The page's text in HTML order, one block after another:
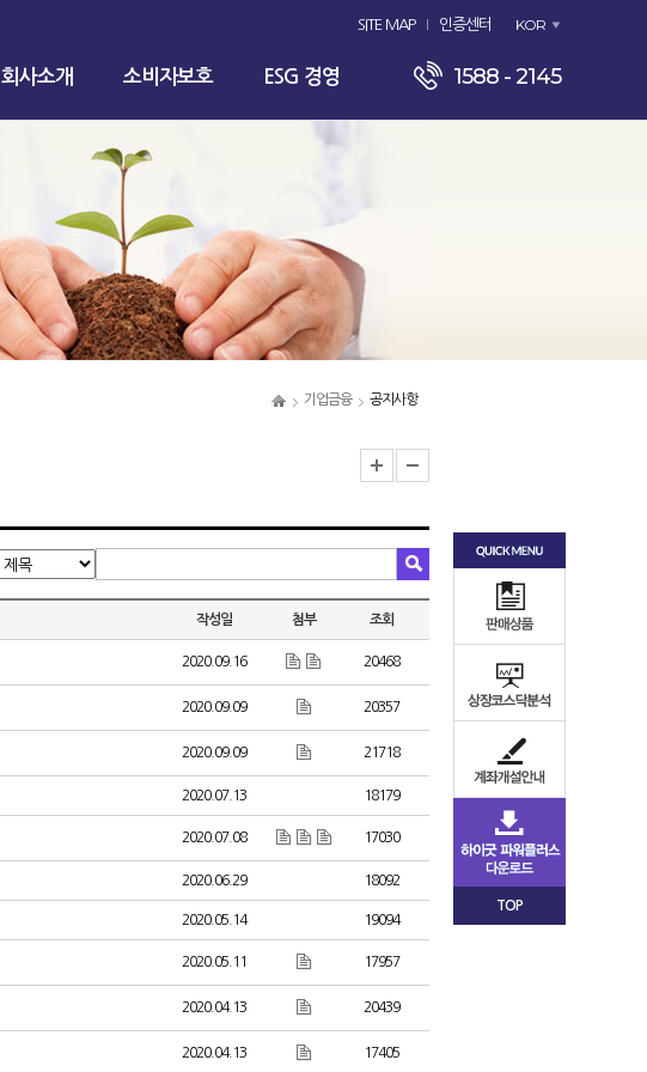
SITE MAP 인증센터 KOR
회사소개 소비자보호 ESG 경영 1588 - 2145
기업금융 공지사항
작성일 첨부 조회
2020.09.16 20468
2020.09.09 20357
2020.09.09 21718
2020.07.13 18179
2020.07.08 17030
2020.06.29 18092
2020.05.14 19094
2020.05.11 17957
2020.04.13 20439
2020.04.13 17405
TOP